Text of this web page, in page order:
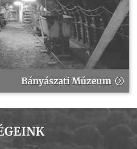
Bányászati Múzeum